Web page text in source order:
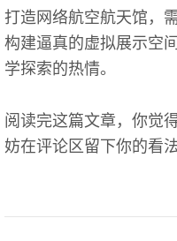
打造网络航空航天馆，
构建逼真的虚拟展示空
学探索的热情。
阅读完这篇文章，你觉
妨在评论区留下你的看